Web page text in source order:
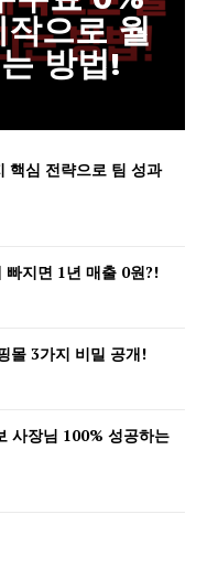
으로 월
방법!
핵심 전략으로 팀 성과
빠지면 1년 매출 0원?!
몰 3가지 비밀 공개!
사장님 100% 성공하는